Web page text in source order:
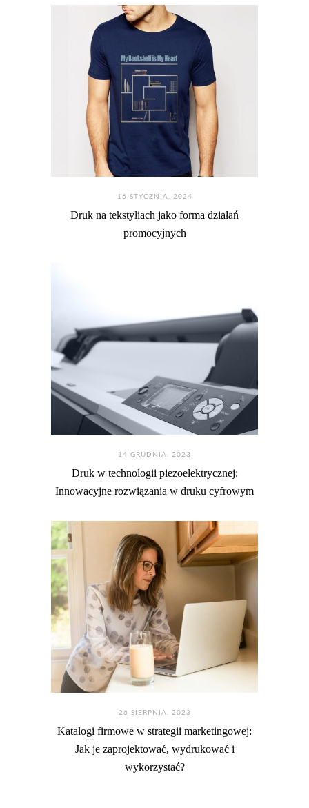
16 STYCZNIA. 2024
Druk na tekstyliach jako forma działań
promocyjnych
14 GRUDNIA. 2023
Druk w technologii piezoelektrycznej:
Innowacyjne rozwiązania w druku cyfrowym
26 SIERPNIA. 2023
Katalogi firmowe w strategii marketingowej:
Jak je zaprojektować, wydrukować i
wykorzystać?